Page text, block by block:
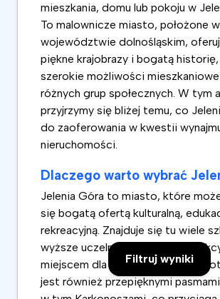
Filtruj wyniki
mieszkania, domu lub pokoju w
To malownicze miasto, położone w
województwie dolnośląskim,
piękne krajobrazy i bogatą
szerokie możliwości
różnych grup społecznych. W tym
przyjrzymy się bliżej temu, co
do zaoferowania w kwestii
nieruchomości.
Dlaczego warto wybrać
Jelenia Góra to miasto, które
się bogatą ofertą kulturalną,
rekreacyjną. Znajduje się tu wiele
wyższe uczelnie, co czyni je
miejscem dla studentów. Miasto
jest również przepięknymi